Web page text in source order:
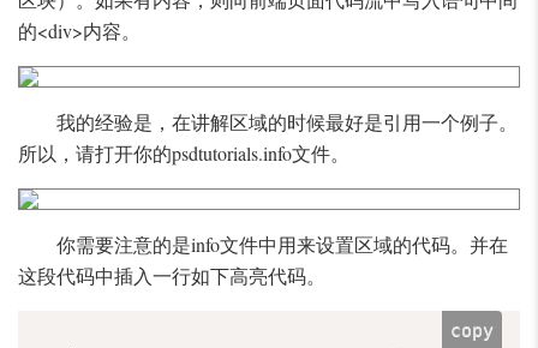
的<div>内容。
我的经验是，在讲解区域的时候最好是引用一个例子。
所以，请打开你的psdtutorials.info文件。
你需要注意的是info文件中用来设置区域的代码。并在
这段代码中插入一行如下高亮代码。
copy